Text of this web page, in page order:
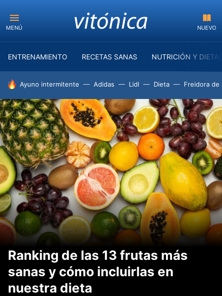
MENÚ NUEVO
ENTRENAMIENTO RECETAS SANAS NUTRICIÓN Y
HOY SE HABLA DE
Ayuno intermitente Adidas Lidl Dieta Freidora de
Ranking de las 13 frutas más
sanas y cómo incluirlas en
nuestra dieta